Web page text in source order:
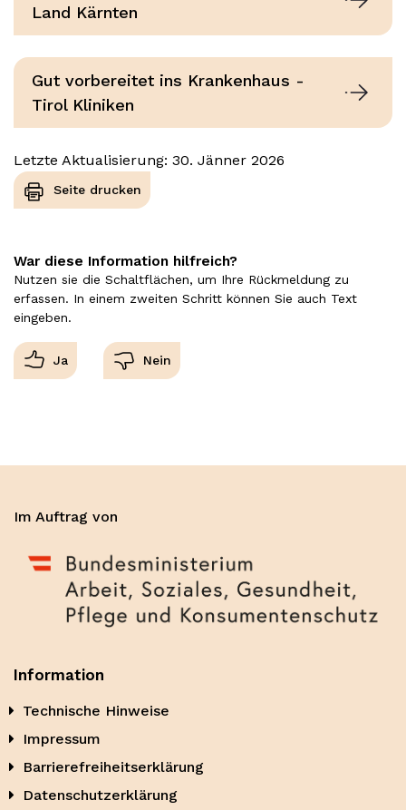
Land Kärnten
Gut vorbereitet ins Krankenhaus -
Tirol Kliniken
Letzte Aktualisierung: 30. Jänner 2026
Seite drucken
War diese Information hilfreich?
Nutzen sie die Schaltflächen, um Ihre Rückmeldung zu
erfassen. In einem zweiten Schritt können Sie auch Text
eingeben.
Im Auftrag von
Information
Technische Hinweise
Impressum
Barrierefreiheitserklärung
Datenschutzerklärung